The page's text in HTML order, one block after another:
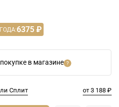
в магазине
Сплит от 3 188 ₽
6375 ₽